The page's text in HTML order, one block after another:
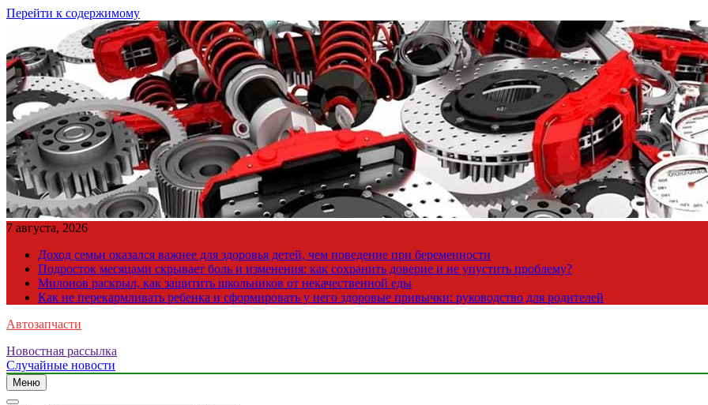
Перейти к содержимому
7 августа, 2026
Доход семьи оказался важнее для здоровья детей, чем поведение при беременности
Подросток месяцами скрывает боль и изменения: как сохранить доверие и не упустить проблему?
Милонов раскрыл, как защитить школьников от некачественной еды
Как не перекармливать ребенка и сформировать у него здоровые привычки: руководство для родителей
Автозапчасти
Новостная рассылка
Случайные новости
Меню